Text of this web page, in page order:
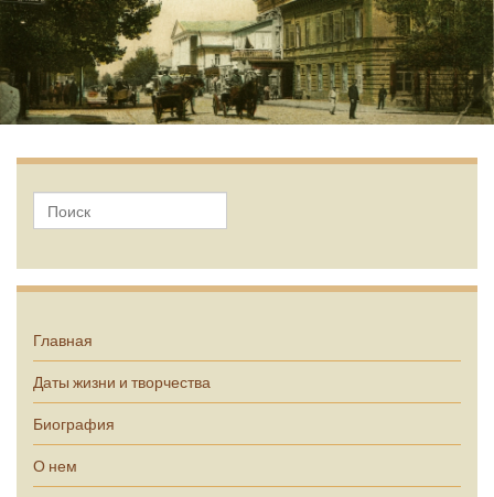
Главная
Даты жизни и творчества
Биография
О нем